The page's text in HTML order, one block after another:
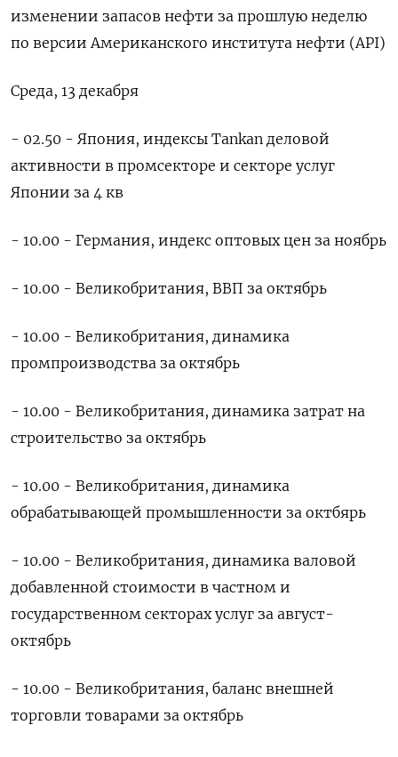
изменении запасов нефти за прошлую неделю
по версии Американского института нефти (API)
Среда, 13 декабря
- 02.50 - Япония, индексы Tankan деловой
активности в промсекторе и секторе услуг
Японии за 4 кв
- 10.00 - Германия, индекс оптовых цен за ноябрь
- 10.00 - Великобритания, ВВП за октябрь
- 10.00 - Великобритания, динамика
промпроизводства за октябрь
- 10.00 - Великобритания, динамика затрат на
строительство за октябрь
- 10.00 - Великобритания, динамика
обрабатывающей промышленности за октбярь
- 10.00 - Великобритания, динамика валовой
добавленной стоимости в частном и
государственном секторах услуг за август-
октябрь
- 10.00 - Великобритания, баланс внешней
торговли товарами за октябрь